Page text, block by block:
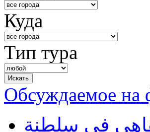
Куда
Тип тура
Обсуждаемое на
في سلطنة